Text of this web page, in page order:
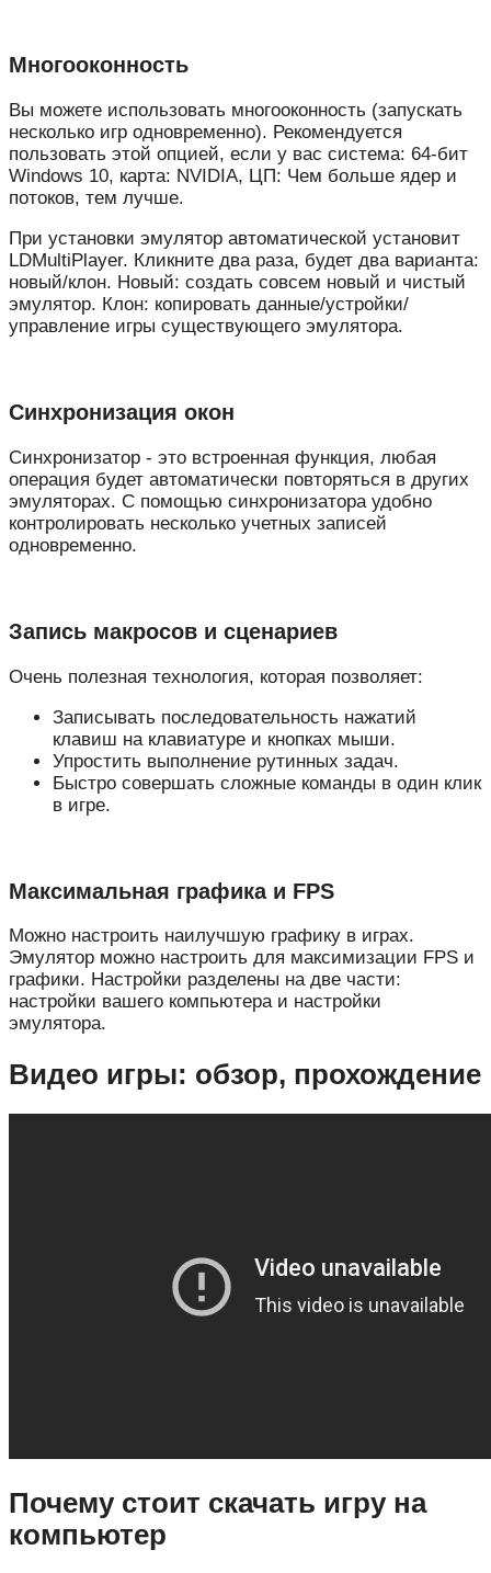
Многооконность
Вы можете использовать многооконность (запускать
несколько игр одновременно). Рекомендуется
пользовать этой опцией, если у вас система: 64-бит
Windows 10, карта: NVIDIA, ЦП: Чем больше ядер и
потоков, тем лучше.
При установки эмулятор автоматической установит
LDMultiPlayer. Кликните два раза, будет два варианта:
новый/клон. Новый: создать совсем новый и чистый
эмулятор. Клон: копировать данные/устройки/
управление игры существующего эмулятора.
Синхронизация окон
Синхронизатор - это встроенная функция, любая
операция будет автоматически повторяться в других
эмуляторах. С помощью синхронизатора удобно
контролировать несколько учетных записей
одновременно.
Запись макросов и сценариев
Очень полезная технология, которая позволяет:
Записывать последовательность нажатий
клавиш на клавиатуре и кнопках мыши.
Упростить выполнение рутинных задач.
Быстро совершать сложные команды в один клик
в игре.
Максимальная графика и FPS
Можно настроить наилучшую графику в играх.
Эмулятор можно настроить для максимизации FPS и
графики. Настройки разделены на две части:
настройки вашего компьютера и настройки
эмулятора.
Видео игры: обзор, прохождение
Почему стоит скачать игру на
компьютер